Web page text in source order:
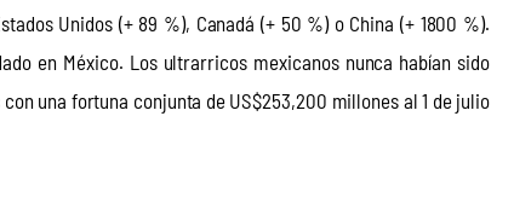
Unidos (+ 89 %), Canadá (+ 50 %) o China (+ 1800 %).
en México. Los ultrarricos mexicanos nunca habían sido
una fortuna conjunta de US$253,200 millones al 1 de julio